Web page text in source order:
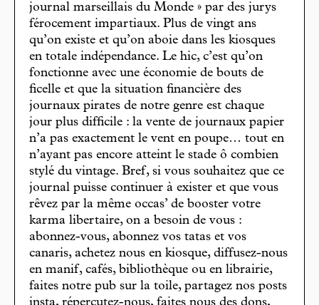
journal marseillais du Monde » par des jurys
férocement impartiaux. Plus de vingt ans
qu’on existe et qu’on aboie dans les kiosques
en totale indépendance. Le hic, c’est qu’on
fonctionne avec une économie de bouts de
ficelle et que la situation financière des
journaux pirates de notre genre est chaque
jour plus difficile : la vente de journaux papier
n’a pas exactement le vent en poupe… tout en
n’ayant pas encore atteint le stade ô combien
stylé du vintage. Bref, si vous souhaitez que ce
journal puisse continuer à exister et que vous
rêvez par la même occas’ de booster votre
karma libertaire, on a besoin de vous :
abonnez-vous, abonnez vos tatas et vos
canaris, achetez nous en kiosque, diffusez-nous
en manif, cafés, bibliothèque ou en librairie,
faites notre pub sur la toile, partagez nos posts